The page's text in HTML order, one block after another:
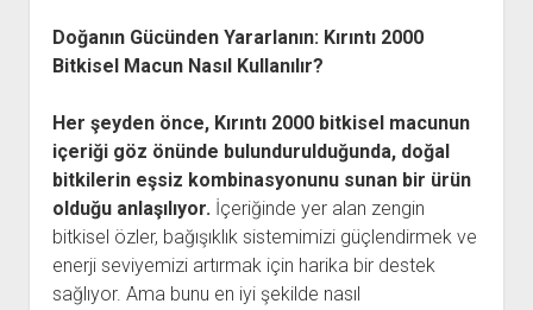
Doğanın Gücünden Yararlanın: Kırıntı 2000
Bitkisel Macun Nasıl Kullanılır?
Her şeyden önce, Kırıntı 2000 bitkisel macunun
içeriği göz önünde bulundurulduğunda, doğal
bitkilerin eşsiz kombinasyonunu sunan bir ürün
olduğu anlaşılıyor.İçeriğinde yer alan zengin
bitkisel özler, bağışıklık sistemimizi güçlendirmek ve
enerji seviyemizi artırmak için harika bir destek
sağlıyor. Ama bunu en iyi şekilde nasıl